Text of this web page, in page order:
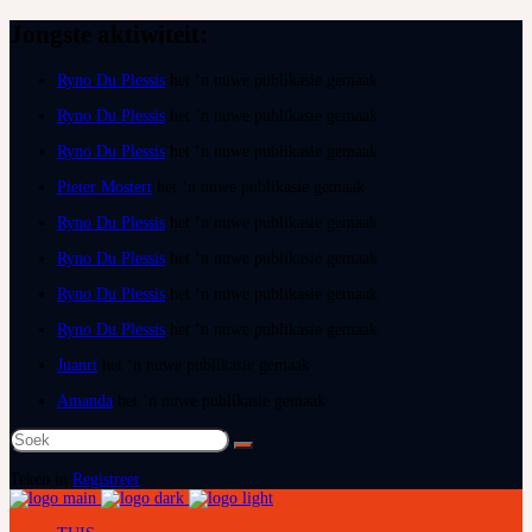
Ryno Du Plessis
Ryno Du Plessis
Ryno Du Plessis
Pieter Mostert
Ryno Du Plessis
Ryno Du Plessis
Ryno Du Plessis
Ryno Du Plessis
Juanri
Amanda
Soek
na:
Registreer